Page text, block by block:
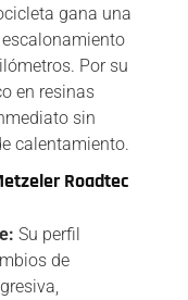
gana una
Por su
en resinas
sin
calentamiento.
Roadtec
Su perfil
de